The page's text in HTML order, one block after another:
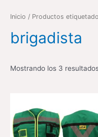
Inicio / Productos
brigadista
Mostrando los 3